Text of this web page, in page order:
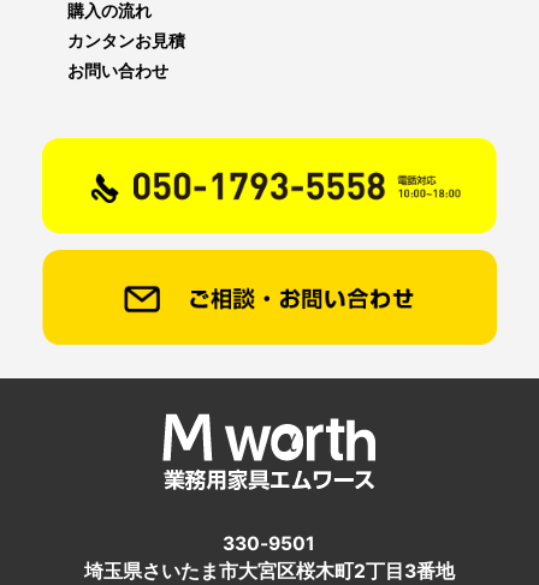
購入の流れ
カンタンお見積
お問い合わせ
330-9501
埼玉県さいたま市大宮区桜木町2丁目3番地